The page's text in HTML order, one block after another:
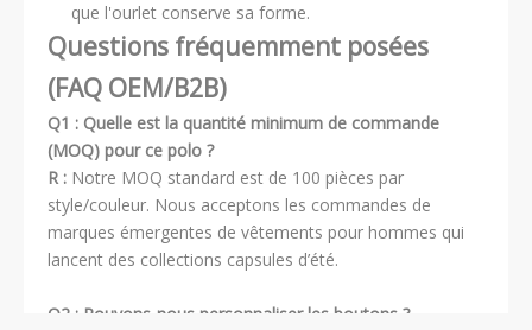
que l'ourlet conserve sa forme.
Questions fréquemment posées
(FAQ OEM/B2B)
Q1 : Quelle est la quantité minimum de commande
(MOQ) pour ce polo ?
R : Notre MOQ standard est de 100 pièces par
style/couleur. Nous acceptons les commandes de
marques émergentes de vêtements pour hommes qui
lancent des collections capsules d’été.
Q2 : Pouvons-nous personnaliser les boutons ?